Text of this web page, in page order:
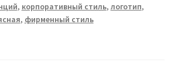
, корпоративный стиль, логотип,
, фирменный стиль